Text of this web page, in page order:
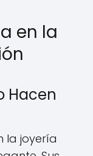
en la
Hacen
la joyería